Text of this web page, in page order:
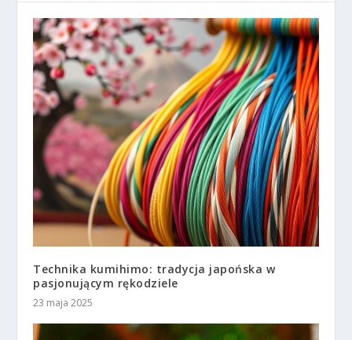
Technika kumihimo: tradycja japońska w
pasjonującym rękodziele
23 maja 2025